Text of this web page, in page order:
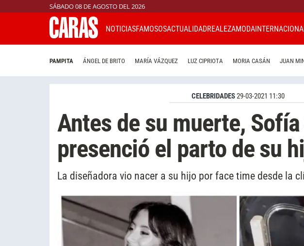
SÁBADO 08 DE AGOSTO DEL 2026
NOTICIASFAMOSOSACTUALIDADREALEZAMODA
PAMPITA ÁNGEL DE BRITO MARÍA VÁZQUEZ LUZ CIPRIOTA MORIA CASÁN JUAN
CELEBRIDADES29-03-2021 11:30
Antes de su muerte,
presenció el parto de su
La diseñadora vio nacer a su hijo por face time desde la